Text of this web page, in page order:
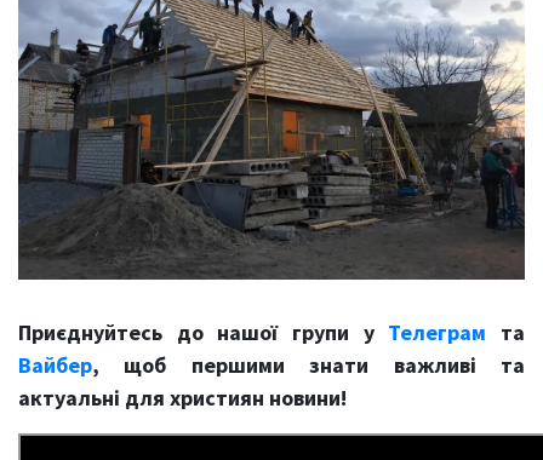
Приєднуйтесь до нашої групи у Телеграм та
Вайбер, щоб першими знати важливі та
актуальні для християн новини!